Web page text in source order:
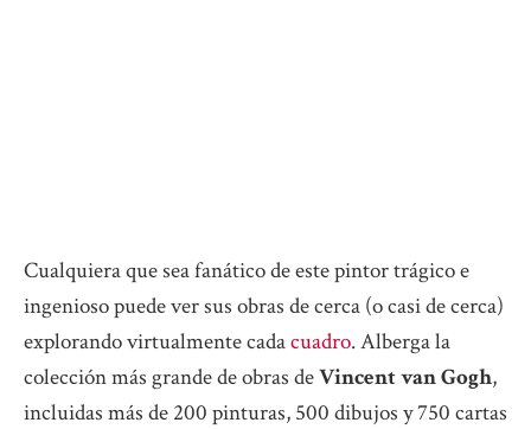
Cualquiera que sea fanático de este pintor trágico e
ingenioso puede ver sus obras de cerca (o casi de cerca)
explorando virtualmente cadacuadro. Alberga la
colección más grande de obras deVincent van Gogh,
incluidas más de 200 pinturas, 500 dibujos y 750 cartas